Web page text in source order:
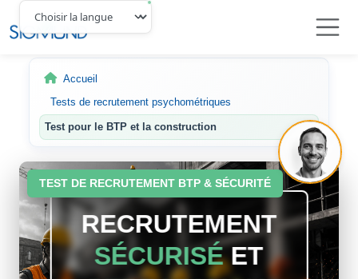
Navbar
Accueil
Tests de recrutement psychométriques
Test pour le BTP et la construction
TEST DE RECRUTEMENT BTP & SÉCURITÉ
RECRUTEMENT
SÉCURISÉET